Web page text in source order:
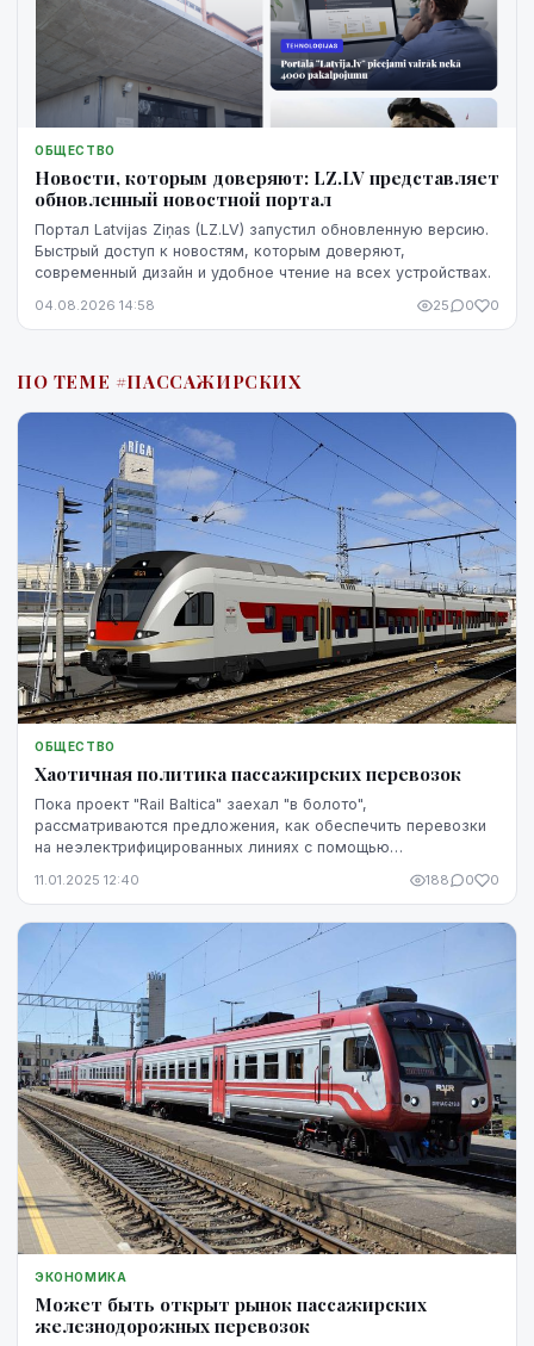
ОБЩЕСТВО
Новости, которым доверяют: LZ.LV представляет
обновленный новостной портал
Портал Latvijas Ziņas (LZ.LV) запустил обновленную версию.
Быстрый доступ к новостям, которым доверяют,
современный дизайн и удобное чтение на всех устройствах.
04.08.2026 14:58 25 0 0
ПО ТЕМЕ #ПАССАЖИРСКИХ
ОБЩЕСТВО
Хаотичная политика пассажирских перевозок
Пока проект "Rail Baltica" заехал "в болото",
рассматриваются предложения, как обеспечить перевозки
на неэлектрифицированных линиях с помощью
можно...
11.01.2025 12:40 188 0 0
ЭКОНОМИКА
Может быть открыт рынок пассажирских
железнодорожных перевозок